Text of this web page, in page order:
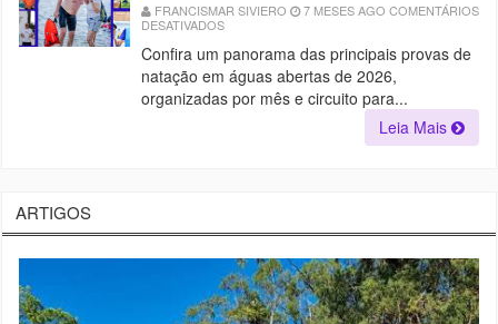
FRANCISMAR SIVIERO 7 MESES AGO COMENTÁRIOS
DESATIVADOS
DE
ÁGUAS
ABERTAS
2026:
AS
Confira um panorama das principais provas de
natação em águas abertas de 2026,
organizadas por mês e circuito para...
Leia Mais
ARTIGOS